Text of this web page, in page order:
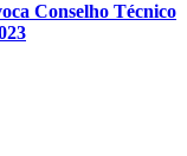
Conselho Técnico